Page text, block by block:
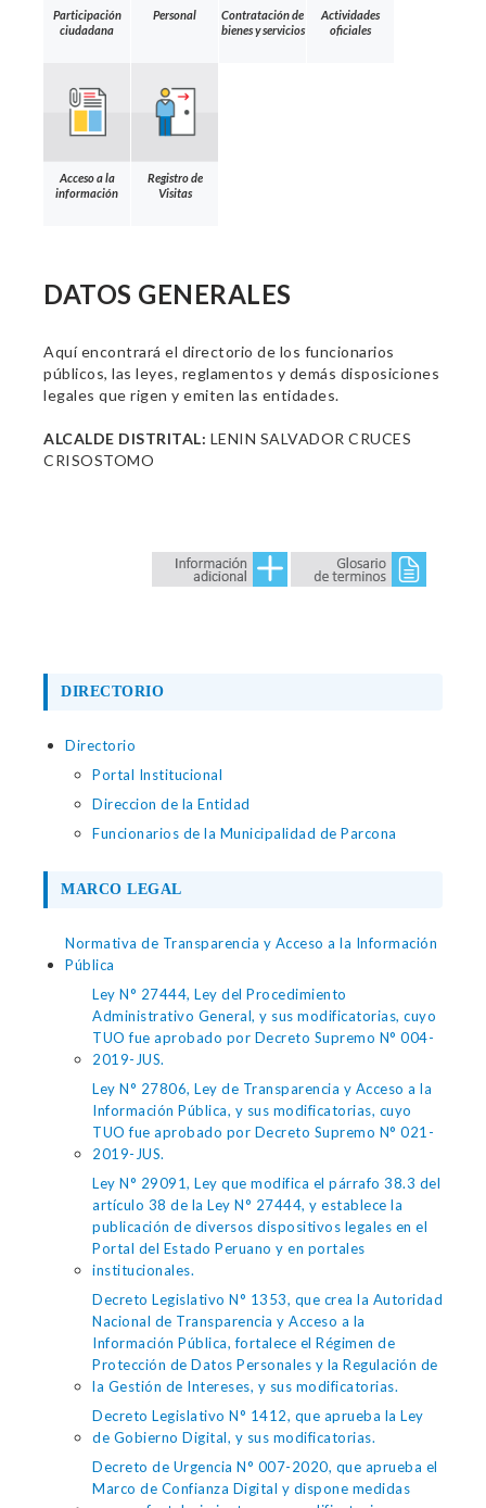
Participación
ciudadana
Personal
Contratación de
bienes y servicios
Actividades
oficiales
Acceso a la
información
Registro de
Visitas
DATOS GENERALES
Aquí encontrará el directorio de los funcionarios
públicos, las leyes, reglamentos y demás disposiciones
legales que rigen y emiten las entidades.
ALCALDE DISTRITAL: LENIN SALVADOR CRUCES
CRISOSTOMO
DIRECTORIO
Directorio
Portal Institucional
Direccion de la Entidad
Funcionarios de la Municipalidad de Parcona
MARCO LEGAL
Normativa de Transparencia y Acceso a la Información
Pública
Ley N° 27444, Ley del Procedimiento
Administrativo General, y sus modificatorias, cuyo
TUO fue aprobado por Decreto Supremo N° 004-
2019-JUS.
Ley N° 27806, Ley de Transparencia y Acceso a la
Información Pública, y sus modificatorias, cuyo
TUO fue aprobado por Decreto Supremo N° 021-
2019-JUS.
Ley N° 29091, Ley que modifica el párrafo 38.3 del
artículo 38 de la Ley N° 27444, y establece la
publicación de diversos dispositivos legales en el
Portal del Estado Peruano y en portales
institucionales.
Decreto Legislativo N° 1353, que crea la Autoridad
Nacional de Transparencia y Acceso a la
Información Pública, fortalece el Régimen de
Protección de Datos Personales y la Regulación de
la Gestión de Intereses, y sus modificatorias.
Decreto Legislativo N° 1412, que aprueba la Ley
de Gobierno Digital, y sus modificatorias.
Decreto de Urgencia N° 007-2020, que aprueba el
Marco de Confianza Digital y dispone medidas